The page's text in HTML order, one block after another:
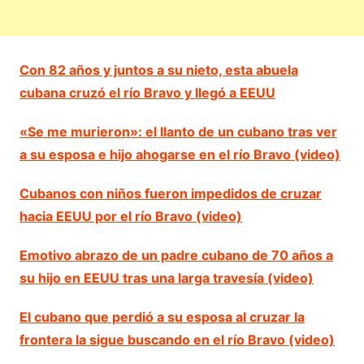
Con 82 años y juntos a su nieto, esta abuela
cubana cruzó el río Bravo y llegó a EEUU
«Se me murieron»: el llanto de un cubano tras ver
a su esposa e hijo ahogarse en el río Bravo (video)
Cubanos con niños fueron impedidos de cruzar
hacia EEUU por el río Bravo (video)
Emotivo abrazo de un padre cubano de 70 años a
su hijo en EEUU tras una larga travesía (video)
El cubano que perdió a su esposa al cruzar la
frontera la sigue buscando en el río Bravo (video)